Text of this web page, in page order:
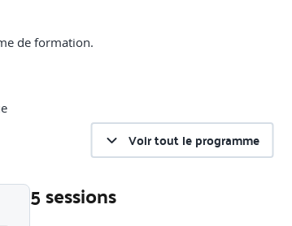
de formation.
Voir tout le programme
5 sessions